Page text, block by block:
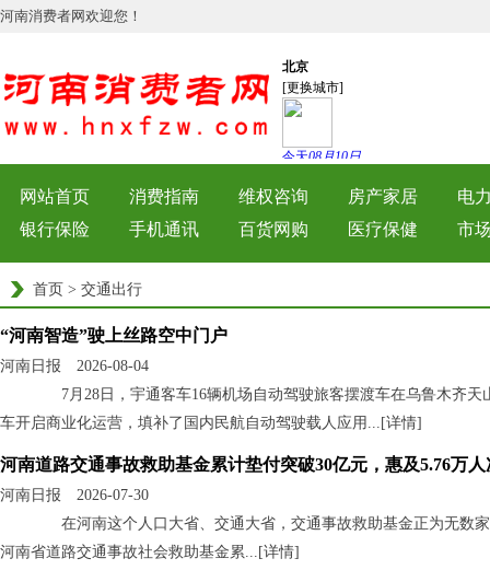
河南消费者网欢迎您！
网站首页 消费指南 维权咨询 房产家居
电
银行保险
手机通讯 百货网购 医疗保健 市
首页 > 交通出行
“河南智造”驶上丝路空中门户
河南日报 2026-08-04
7月28日，宇通客车16辆机场自动驾驶旅客摆渡车在乌鲁木齐天
车开启商业化运营，填补了国内民航自动驾驶载人应用...[详情]
河南道路交通事故救助基金累计垫付突破30亿元，惠及5.76万人
河南日报 2026-07-30
在河南这个人口大省、交通大省，交通事故救助基金正为无数家
河南省道路交通事故社会救助基金累...[详情]